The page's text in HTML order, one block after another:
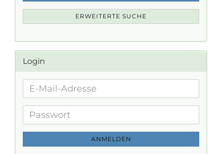
ERWEITERTE SUCHE
Login
E-
Adresse
Passwort
ANMELDEN